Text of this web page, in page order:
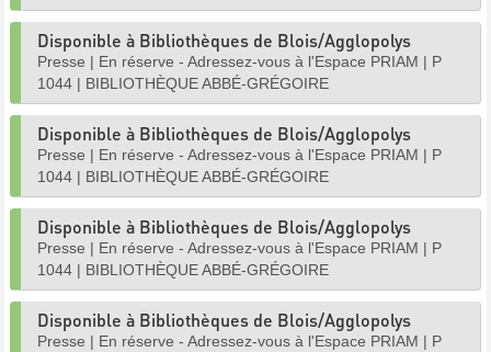
Disponible à Bibliothèques de Blois/Agglopolys
Presse | En réserve - Adressez-vous à l'Espace PRIAM | P
1044 | BIBLIOTHÈQUE ABBÉ-GRÉGOIRE
Disponible à Bibliothèques de Blois/Agglopolys
Presse | En réserve - Adressez-vous à l'Espace PRIAM | P
1044 | BIBLIOTHÈQUE ABBÉ-GRÉGOIRE
Disponible à Bibliothèques de Blois/Agglopolys
Presse | En réserve - Adressez-vous à l'Espace PRIAM | P
1044 | BIBLIOTHÈQUE ABBÉ-GRÉGOIRE
Disponible à Bibliothèques de Blois/Agglopolys
Presse | En réserve - Adressez-vous à l'Espace PRIAM | P